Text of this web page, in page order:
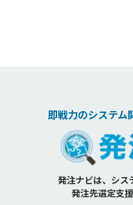
即戦力のシステム
発注ナビは、シス
発注先選定支